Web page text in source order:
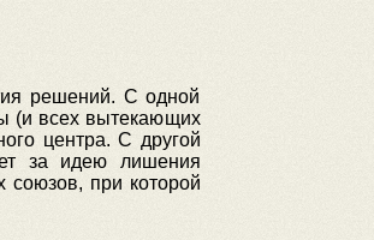
решений. С одной
(и всех вытекающих
центра. С другой
за идею лишения
союзов, при которой